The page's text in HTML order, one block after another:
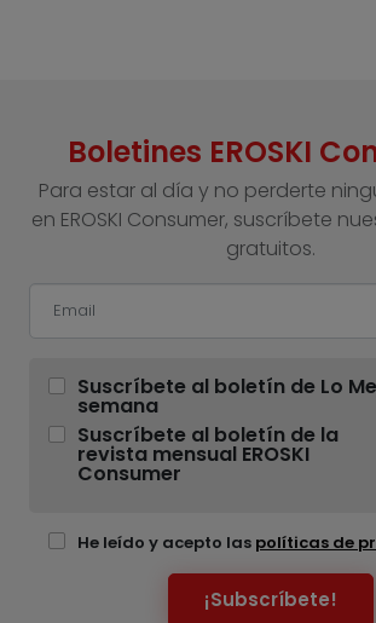
Boletines EROSKI
Para estar al día y no perderte
en EROSKI Consumer, suscríbete
gratuitos.
Suscríbete al boletín de Lo
semana
Suscríbete al boletín de la
revista mensual EROSKI
Consumer
He leído y acepto las políticas de
¡Subscríbete!